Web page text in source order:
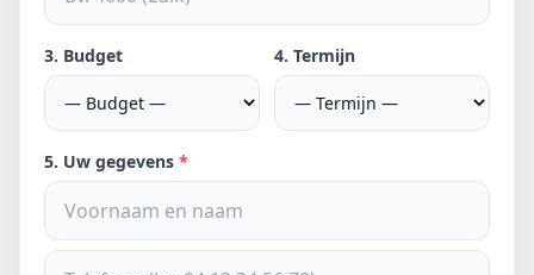
3. Budget 4. Termijn
5. Uw gegevens *